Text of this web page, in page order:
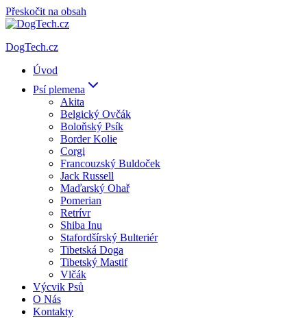
Přeskočit na obsah
DogTech.cz
Úvod
Psí plemena
Akita
Belgický Ovčák
Boloňský Psík
Border Kolie
Corgi
Francouzský Buldoček
Jack Russell
Maďarský Ohař
Pomerian
Retrívr
Shiba Inu
Stafordšírský Bulteriér
Tibetská Doga
Tibetský Mastif
Vlčák
Výcvik Psů
O Nás
Kontakty